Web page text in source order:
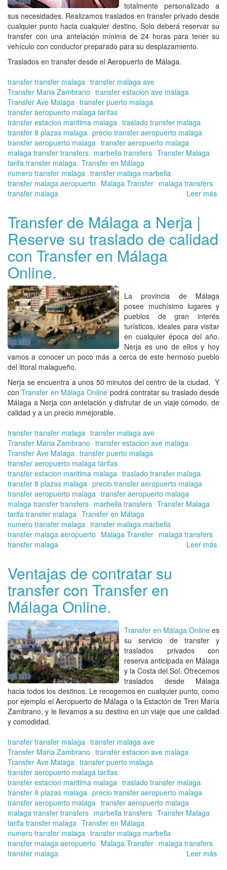
totalmente personalizado a
sus necesidades. Realizamos traslados en transfer privado desde
cualquier punto hacia cualquier destino. Solo deberá reservar su
transfer con una antelación mínima de 24 horas para tener su
vehículo con conductor preparado para su desplazamiento.
Traslados en transfer desde el Aeropuerto de Málaga.
transfer transfer malaga transfer malaga ave
Transfer Maria Zambrano transfer estacion ave malaga
Transfer Ave Malaga transfer puerto malaga
transfer aeropuerto malaga tarifas
transfer estacion maritima malaga traslado transfer malaga
transfer 8 plazas malaga precio transfer aeropuerto malaga
transfer aeropuerto malaga transfer aeropuerto malaga
malaga transfer transfers marbella transfers Transfer Malaga
tarifa transfer malaga Transfer en Málaga
numero transfer malaga transfer malaga marbella
transfer malaga aeropuerto Malaga Transfer malaga transfers
transfer malaga
Leer más
en
Sol
|
Su
de
Transfer de Málaga a Nerja |
Reserve su traslado de calidad
con Transfer en Málaga
Online.
La provincia de Málaga
posee muchísimo lugares y
pueblos de gran interés
turísticos, ideales para visitar
en cualquier época del año.
Nerja es uno de ellos y hoy
vamos a conocer un poco más a cerca de este hermoso pueblo
del litoral malagueño.
Nerja se encuentra a unos 50 minutos del centro de la ciudad. Y
conTransfer en Málaga Online podrá contratar su traslado desde
Málaga a Nerja con antelación y disfrutar de un viaje cómodo, de
calidad y a un precio inmejorable.
transfer transfer malaga transfer malaga ave
Transfer Maria Zambrano transfer estacion ave malaga
Transfer Ave Malaga transfer puerto malaga
transfer aeropuerto malaga tarifas
transfer estacion maritima malaga traslado transfer malaga
transfer 8 plazas malaga precio transfer aeropuerto malaga
transfer aeropuerto malaga transfer aeropuerto malaga
malaga transfer transfers marbella transfers Transfer Malaga
tarifa transfer malaga Transfer en Málaga
numero transfer malaga transfer malaga marbella
transfer malaga aeropuerto Malaga Transfer malaga transfers
transfer malaga
Leer más
de
en
Ventajas de contratar su
transfer con Transfer en
Málaga Online.
Transfer en Málaga Online es
su servicio de transfer y
traslados privados con
reserva anticipada en Málaga
y la Costa del Sol. Ofrecemos
traslados desde Málaga
hacia todos los destinos. Le recogemos en cualquier punto, como
por ejemplo el Aeropuerto de Málaga o la Estación de Tren María
Zambrano, y le llevamos a su destino en un viaje que une calidad
y comodidad.
transfer transfer malaga transfer malaga ave
Transfer Maria Zambrano transfer estacion ave malaga
Transfer Ave Malaga transfer puerto malaga
transfer aeropuerto malaga tarifas
transfer estacion maritima malaga traslado transfer malaga
transfer 8 plazas malaga precio transfer aeropuerto malaga
transfer aeropuerto malaga transfer aeropuerto malaga
malaga transfer transfers marbella transfers Transfer Malaga
tarifa transfer malaga Transfer en Málaga
numero transfer malaga transfer malaga marbella
transfer malaga aeropuerto Malaga Transfer malaga transfers
transfer malaga
Leer más